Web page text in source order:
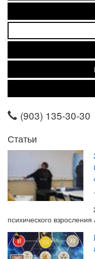
(903) 135-30-30
Статьи
психического